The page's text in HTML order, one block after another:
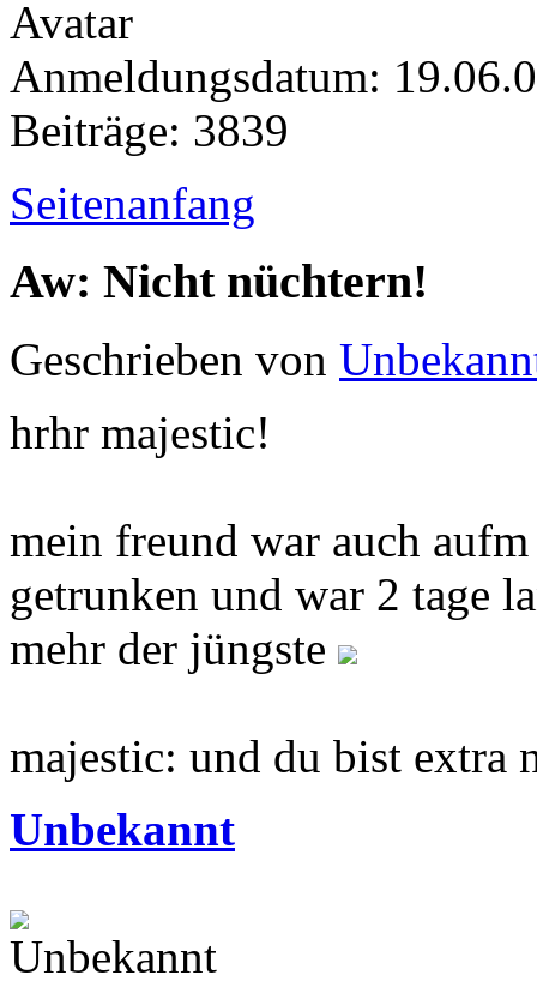
Anmeldungsdatum:
Beiträge: 3839
Seitenanfang
Aw: Nicht nüchtern!
Geschrieben von
hrhr majestic!
mein freund war auch
getrunken und war 2 tage
mehr der jüngste
majestic: und du bist extra
Unbekannt